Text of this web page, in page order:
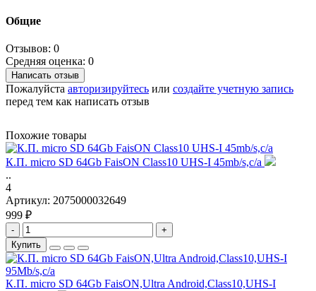
Общие
Отзывов: 0
Средняя оценка: 0
Написать отзыв
Пожалуйста авторизируйтесь или создайте учетную запись
перед тем как написать отзыв
Похожие товары
К.П. micro SD 64Gb FaisON Class10 UHS-I 45mb/s,c/а
..
4
Артикул: 2075000032649
999 ₽
-
+
Купить
К.П. micro SD 64Gb FaisON,Ultra Android,Class10,UHS-I